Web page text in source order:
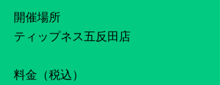
​開催場所
ティップネス五反田店
料金（税込）